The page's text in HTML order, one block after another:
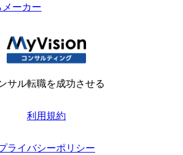
ーカー
サル転職を成功させる
利用規約
ライバシーポリシー